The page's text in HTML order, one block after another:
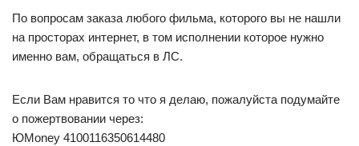
По вопросам заказа любого фильма, которого вы не нашли
на просторах интернет, в том исполнении которое нужно
именно вам, обращаться в ЛС.
Если Вам нравится то что я делаю, пожалуйста подумайте
о пожертвовании через:
ЮMoney 4100116350614480